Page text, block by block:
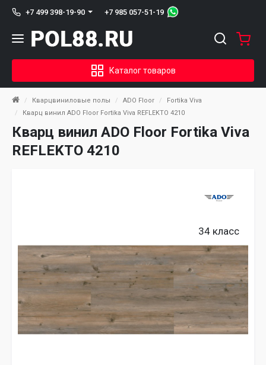
+7 499 398-19-90 +7 985 057-51-19
Каталог товаров
Кварцвиниловые полы ADO Floor
Fortika Viva
Кварц винил ADO Floor Fortika Viva REFLEKTO 4210
Кварц винил ADO Floor Fortika Viva
REFLEKTO 4210
34 класс